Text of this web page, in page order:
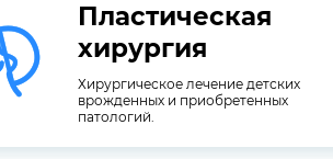
Пластическая
хирургия
Хирургическое лечение детских
врожденных и приобретенных
патологий.
Пластическая
хирургия
Хирургическое лечение детских
врожденных и приобретенных
патологий.